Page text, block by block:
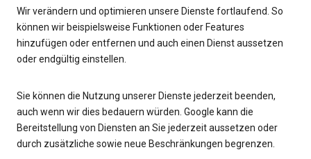
Wir verändern und optimieren unsere Dienste fortlaufend. So
können wir beispielsweise Funktionen oder Features
hinzufügen oder entfernen und auch einen Dienst aussetzen
oder endgültig einstellen.
Sie können die Nutzung unserer Dienste jederzeit beenden,
auch wenn wir dies bedauern würden. Google kann die
Bereitstellung von Diensten an Sie jederzeit aussetzen oder
durch zusätzliche sowie neue Beschränkungen begrenzen.